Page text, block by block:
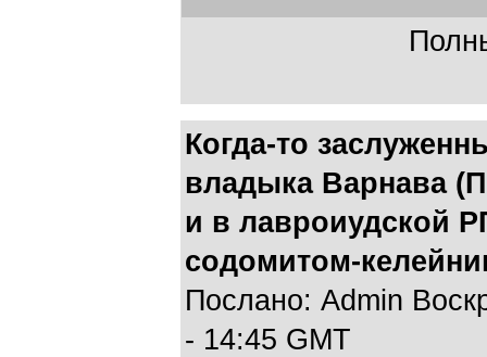
Когда-то
владыка Варнава
и в лавроиудской
содомитом-
Послано: Admin
- 14:45 GMT